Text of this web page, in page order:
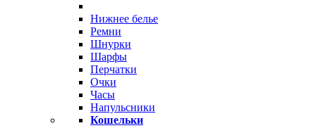
Нижнее белье
Ремни
Шнурки
Шарфы
Перчатки
Очки
Часы
Напульсники
Кошельки